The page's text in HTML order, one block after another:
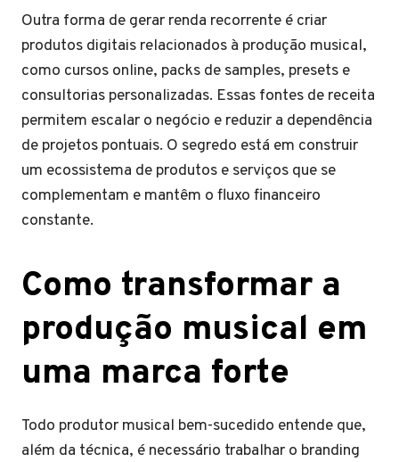
Outra forma de gerar renda recorrente é criar
produtos digitais relacionados à produção musical,
como cursos online, packs de samples, presets e
consultorias personalizadas. Essas fontes de receita
permitem escalar o negócio e reduzir a dependência
de projetos pontuais. O segredo está em construir
um ecossistema de produtos e serviços que se
complementam e mantêm o fluxo financeiro
constante.
Como transformar a
produção musical em
uma marca forte
Todo produtor musical bem-sucedido entende que,
além da técnica, é necessário trabalhar o branding